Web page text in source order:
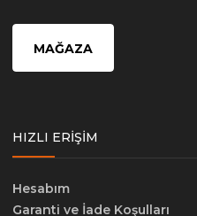
MAĞAZA
HIZLI ERIŞIM
Hesabım
Garanti ve İade Koşulları